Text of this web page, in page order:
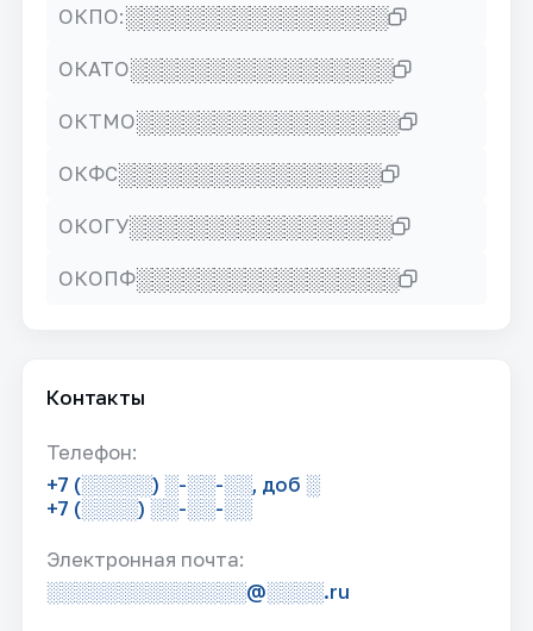
ОКПО:░░░░░░░░░░░░░░░░░
ОКАТО░░░░░░░░░░░░░░░░░
ОКТМО░░░░░░░░░░░░░░░░░
ОКФС░░░░░░░░░░░░░░░░░
ОКОГУ░░░░░░░░░░░░░░░░░
ОКОПФ░░░░░░░░░░░░░░░░░
Контакты
Телефон:
+7 (░░░░░) ░-░░-░░, доб ░
+7 (░░░░) ░░-░░-░░
Электронная почта:
░░░░░░░░░░░░░░@░░░░.ru